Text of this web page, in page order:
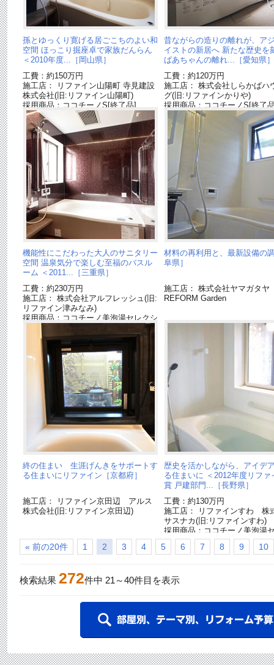
孫とゆっくり寛げる居ごこちのよい和
空間 ほっこり掘座卓で家族だんらん
＜2010年度...［岡山県］
工費：約150万円
施工店： リファイン山陽町 寺見建設
株式会社(旧:リファイン山陽町)
採用商品：ココチーノS[終了品]
昔ながらの造りの離れが、ア
イストの新居へ 新たな歴史を
ばあちゃんの離れ...［愛知県］
工費：約120万円
施工店： 株式会社しらかばハ
グ(旧:リファインかりや)
採用商品：ココチーノS[終了
機能性にこだわった大人のサニタリー
空間 温泉気分で楽しむ至福のバスル
ーム ＜2011...［三重県］
工費：約230万円
施工店： 株式会社アルフレッシュ(旧:
リファイン津みなみ)
採用商品：ココチーノ美泡湯セレクシ
ョン[終了品]
材料の再利用と、最新設備の
阜県］
施工店： 株式会社ヤマガタ
REFORM Garden
終の住まい 生涯げんきをサポートす
る住まいにリファイン［京都府］
施工店： リファイン京田辺 アルス
株式会社(旧:リファイン京田辺)
歴史を活かしながら、アイデ
る住まいに ＜2012年度リファ
賞 戸建部門...［長野県］
工費：約130万円
施工店： リファインすわ 株
サスナカ(旧:リファインすわ)
採用商品：ココチーノ美泡湯
ョン[終了品]
« 前の20件 1 2 3 4 5 6 7 8 9 10
検索結果 272件中 21 ～40件目を表示